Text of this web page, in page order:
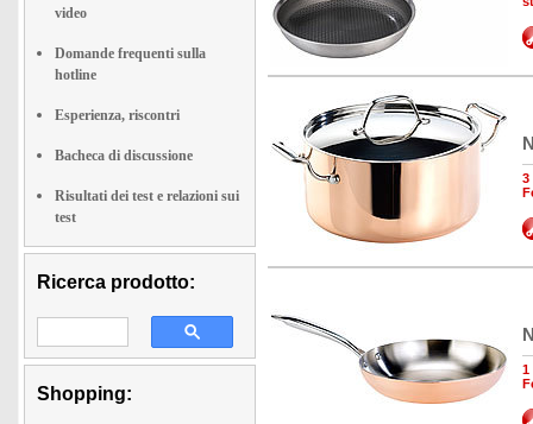
video
Domande frequenti sulla
hotline
Esperienza, riscontri
Bacheca di discussione
Risultati dei test e relazioni sui
test
Ricerca prodotto:
Shopping:
3
1